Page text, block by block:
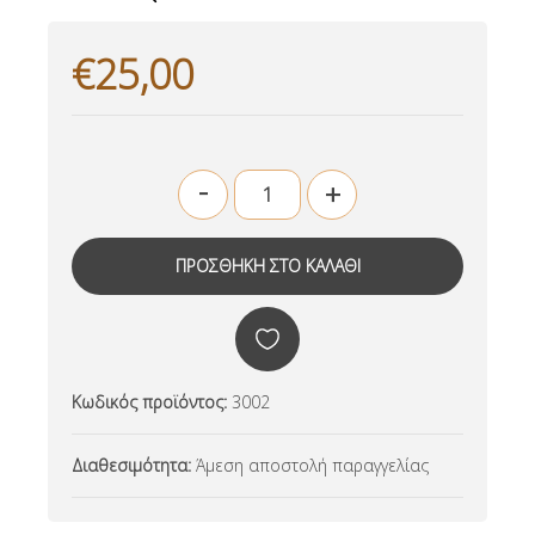
€25,00
- +
Κωδικός προϊόντος: 3002
Διαθεσιμότητα: Άμεση αποστολή παραγγελίας